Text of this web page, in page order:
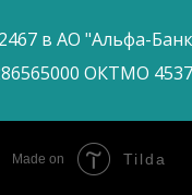
в АО "Альфа-
ОКТМО
Made on Tilda